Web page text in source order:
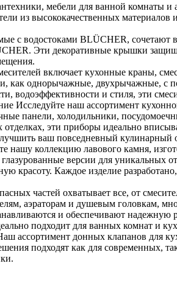
мебели для ванной комнаты и
из высококачественных
с водостоками BLÜCHER, сочетают
Эти декоративные крышки
включает кухонные краны,
как однорычажные, двухрычажные, с
водоэффективности и стиля, эти
Исследуйте наш ассортимент
панели, холодильники,
эти приборы идеально
ваш повседневный кулинарный
коллекцию лавового камня,
версии для уникальных
красоту. Каждое изделие
частей охватывает все, от
аэраторам и душевым головкам,
и обеспечивают надежную
подходит для ванных комнат и
ассортимент донных клапанов для
подходят как для современных,